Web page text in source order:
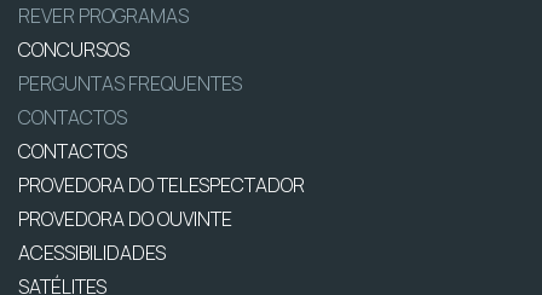
REVER PROGRAMAS
CONCURSOS
PERGUNTAS FREQUENTES
CONTACTOS
CONTACTOS
PROVEDORA DO TELESPECTADOR
PROVEDORA DO OUVINTE
ACESSIBILIDADES
SATÉLITES